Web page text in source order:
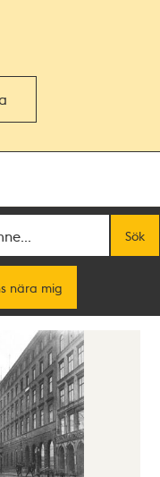
Sök
nära mig